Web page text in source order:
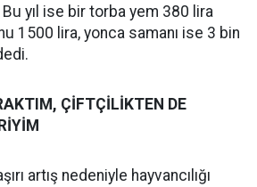
yıl ise bir torba yem 380 lira
1500 lira, yonca samanı ise 3 bin
ÇİFTÇİLİKTEN DE
artış nedeniyle hayvancılığı